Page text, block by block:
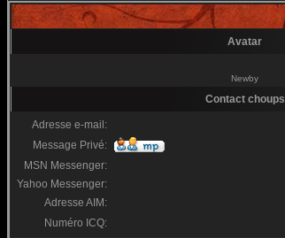
Avatar
Newby
Contact choups
Adresse e-mail:
Message Privé:
MSN Messenger:
Yahoo Messenger:
Adresse AIM:
Numéro ICQ: